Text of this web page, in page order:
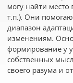
могу найти
т.п.). Они
диапазон
изменениям.
формирование у
собственных
своего разума и